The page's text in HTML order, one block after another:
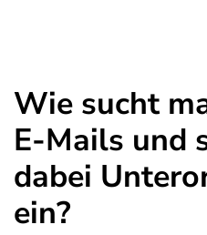
Wie sucht
E-Mails und
dabei
ein?